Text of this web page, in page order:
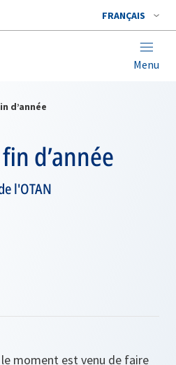
FRANÇAIS
Menu
d’année
d’année
l'OTAN
moment est venu de faire